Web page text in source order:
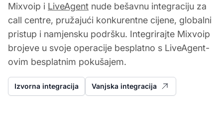
Mixvoip i LiveAgent nude bešavnu integraciju za
call centre, pružajući konkurentne cijene, globalni
pristup i namjensku podršku. Integrirajte Mixvoip
brojeve u svoje operacije besplatno s LiveAgent-
ovim besplatnim pokušajem.
Izvorna integracija Vanjska integracija